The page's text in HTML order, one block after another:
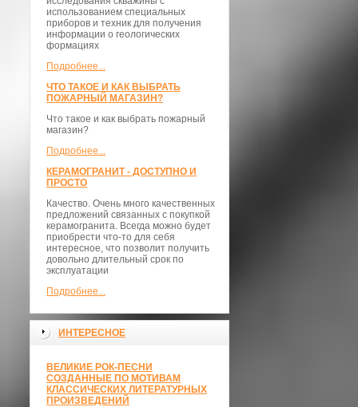
использованием специальных
приборов и техник для получения
информации о геологических
формациях
Подробнее...
ЧТО ТАКОЕ И КАК ВЫБРАТЬ
ПОЖАРНЫЙ МАГАЗИН?
Что такое и как выбрать пожарный
магазин?
Подробнее...
КЕРАМОГРАНИТ - ДОСТУПНО И
ПРОСТО
Качество. Очень много качественных
предложений связанных с покупкой
керамогранита. Всегда можно будет
приобрести что-то для себя
интересное, что позволит получить
довольно длительный срок по
эксплуатации
Подробнее...
ИНТЕРЕСНОЕ
ВЕЛИКИЕ РОК-ПЕСНИ
СОЗДАННЫЕ ПО МОТИВАМ
КЛАССИЧЕСКИХ ЛИТЕРАТУРНЫХ
ПРОИЗВЕДЕНИЙ